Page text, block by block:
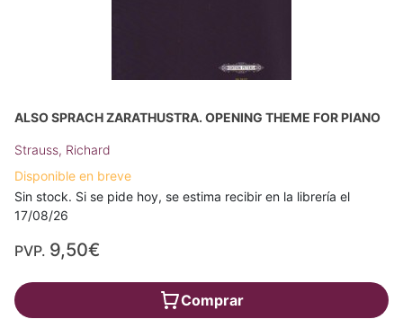
ALSO SPRACH ZARATHUSTRA. OPENING THEME FOR PIANO
Strauss, Richard
Disponible en breve
Sin stock. Si se pide hoy, se estima recibir en la librería el
17/08/26
PVP. 9,50€
Comprar